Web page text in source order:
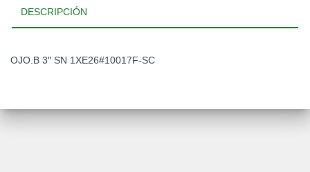
DESCRIPCIÓN
OJO.B 3″ SN 1XE26#10017F-SC